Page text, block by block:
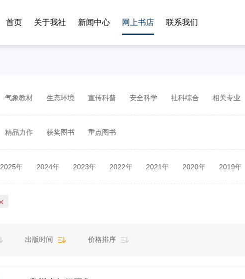
首页 关于我社 新闻中心 网上书店 联系我们
气象教材 生态环境 宣传科普 安全科学 社科综合 相关专业
精品力作 获奖图书 重点图书
2025年 2024年 2023年 2022年 2021年 2020年 2019年
出版时间 价格排序